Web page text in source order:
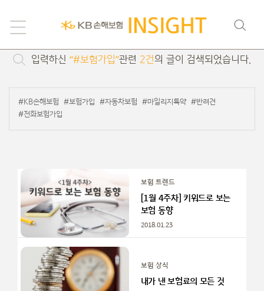
입력하신 “#보험가입”관련 2건의 글이 검색되었습니다.
#KB손해보험 #보험가입 #자동차보험 #마일리지특약 #반려견
#전화보험가입
보험 트렌드
[1월 4주차] 키워드로 보는
보험 동향
2018.01.23
보험 상식
내가 낸 보험료의 모든 것